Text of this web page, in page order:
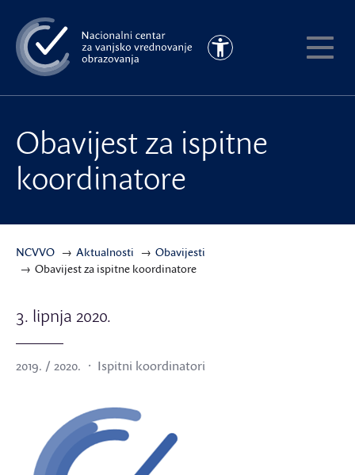
na
glavni
sadržaj
Pristupačnost
Obavijest za ispitne
koordinatore
NCVVO Aktualnosti
Obavijesti
Obavijest za ispitne koordinatore
3. lipnja 2020.
2019. / 2020. Ispitni koordinatori